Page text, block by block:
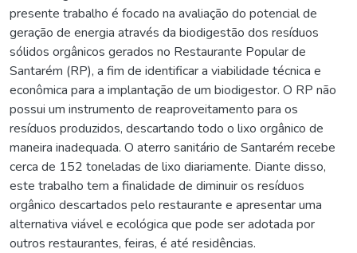
presente trabalho é focado na avaliação do potencial de
geração de energia através da biodigestão dos resíduos
sólidos orgânicos gerados no Restaurante Popular de
Santarém (RP), a fim de identificar a viabilidade técnica e
econômica para a implantação de um biodigestor. O RP não
possui um instrumento de reaproveitamento para os
resíduos produzidos, descartando todo o lixo orgânico de
maneira inadequada. O aterro sanitário de Santarém recebe
cerca de 152 toneladas de lixo diariamente. Diante disso,
este trabalho tem a finalidade de diminuir os resíduos
orgânico descartados pelo restaurante e apresentar uma
alternativa viável e ecológica que pode ser adotada por
outros restaurantes, feiras, é até residências.